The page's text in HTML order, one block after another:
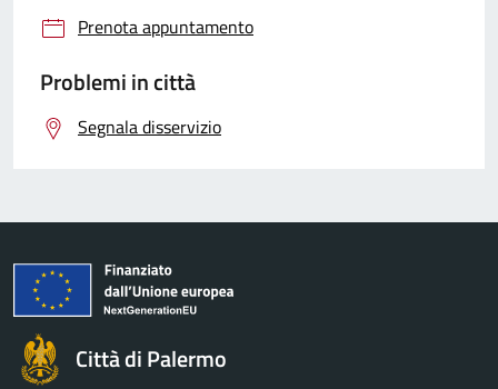
Prenota appuntamento
Problemi in città
Segnala disservizio
Città di Palermo